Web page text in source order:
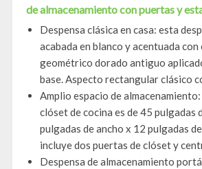
de almacenamiento con puertas y
Despensa clásica en casa: esta
acabada en blanco y acentuada con
geométrico dorado antiguo
base. Aspecto rectangular clásico
Amplio espacio de
clóset de cocina es de 45 pulgadas
pulgadas de ancho x 12 pulgadas
incluye dos puertas de clóset y
Despensa de almacenamiento